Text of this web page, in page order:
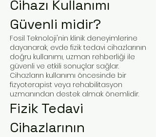
Cihazı Kullanımı
Güvenli midir?
Fosil Teknoloji'nin klinik deneyimlerine
dayanarak, evde fizik tedavi cihazlarının
doğru kullanımı, uzman rehberliği ile
güvenli ve etkili sonuçlar sağlar.
Cihazların kullanımı öncesinde bir
fizyoterapist veya rehabilitasyon
uzmanından destek almak önemlidir.
Fizik Tedavi
Cihazlarının